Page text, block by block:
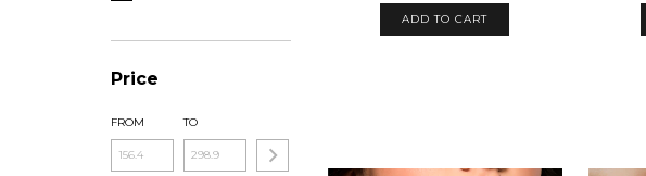
Price
FROM TO
ADD TO CART